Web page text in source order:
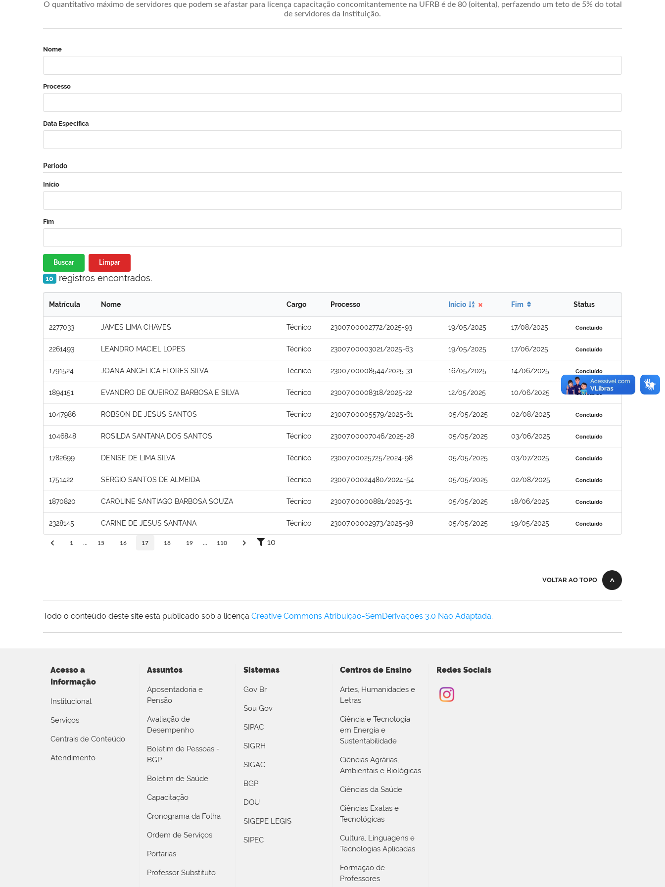
O quantitativo máximo de servidores que podem se afastar para licença capacitação concomitantemente na UFRB é de 80 (oitenta), perfazendo um teto de 5% do total
de servidores da Instituição.
Nome
Processo
Data Específica
Período
Início
Fim
Buscar Limpar
10 registros encontrados.
Matrícula Nome Cargo Processo Início Fim Status
2277033 JAMES LIMA CHAVES Técnico 23007.00002772/2025-93 19/05/2025 17/08/2025 Concluído
2261493 LEANDRO MACIEL LOPES Técnico 23007.00003021/2025-63 19/05/2025 17/06/2025 Concluído
1791524 JOANA ANGELICA FLORES SILVA Técnico 23007.00008544/2025-31 16/05/2025 14/06/2025 Concluído
1894151 EVANDRO DE QUEIROZ BARBOSA E SILVA Técnico 23007.00008318/2025-22 12/05/2025 10/06/2025 Concluído
1047986 ROBSON DE JESUS SANTOS Técnico 23007.00005579/2025-61 05/05/2025 02/08/2025 Concluído
1046848 ROSILDA SANTANA DOS SANTOS Técnico 23007.00007046/2025-28 05/05/2025 03/06/2025 Concluído
1782699 DENISE DE LIMA SILVA Técnico 23007.00025725/2024-98 05/05/2025 03/07/2025 Concluído
1751422 SERGIO SANTOS DE ALMEIDA Técnico 23007.00024480/2024-54 05/05/2025 02/08/2025 Concluído
1870820 CAROLINE SANTIAGO BARBOSA SOUZA Técnico 23007.00000881/2025-31 05/05/2025 18/06/2025 Concluído
2328145 CARINE DE JESUS SANTANA Técnico 23007.00002973/2025-98 05/05/2025 19/05/2025 Concluído
1 15 16 17 18 19 110 10
VOLTAR AO TOPO
Todo o conteúdo deste site está publicado sob a licença Creative Commons Atribuição-SemDerivações 3.0 Não Adaptada.
Acesso a
Informação
Institucional
Serviços
Centrais de Conteúdo
Atendimento
Assuntos
Aposentadoria e
Pensão
Avaliação de
Desempenho
Boletim de Pessoas -
BGP
Boletim de Saúde
Capacitação
Cronograma da Folha
Ordem de Serviços
Portarias
Professor Substituto
Sistemas
Gov Br
Sou Gov
SIPAC
SIGRH
SIGAC
BGP
DOU
SIGEPE LEGIS
SIPEC
Centros de Ensino
Artes, Humanidades e
Letras
Ciência e Tecnologia
em Energia e
Sustentabilidade
Ciências Agrárias,
Ambientais e Biológicas
Ciências da Saúde
Ciências Exatas e
Tecnológicas
Cultura, Linguagens e
Tecnologias Aplicadas
Formação de
Professores
Redes Sociais